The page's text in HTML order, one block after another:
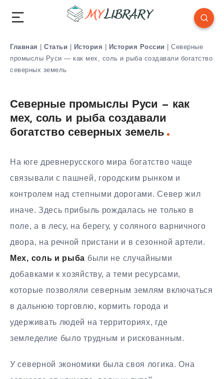
Главная | Статьи | История | История России | Северные
промыслы Руси — как мех, соль и рыба создавали богатство
северных земель
Северные промыслы Руси — как
мех, соль и рыба создавали
богатство северных земель
На юге древнерусского мира богатство чаще
связывали с пашней, городским рынком и
контролем над степными дорогами. Север жил
иначе. Здесь прибыль рождалась не только в
поле, а в лесу, на берегу, у соляного варничного
двора, на речной пристани и в сезонной артели.
Мех, соль и рыба были не случайными
добавками к хозяйству, а теми ресурсами,
которые позволяли северным землям включаться
в дальнюю торговлю, кормить города и
удерживать людей на территориях, где
земледелие было трудным и рискованным.
У северной экономики была своя логика. Она